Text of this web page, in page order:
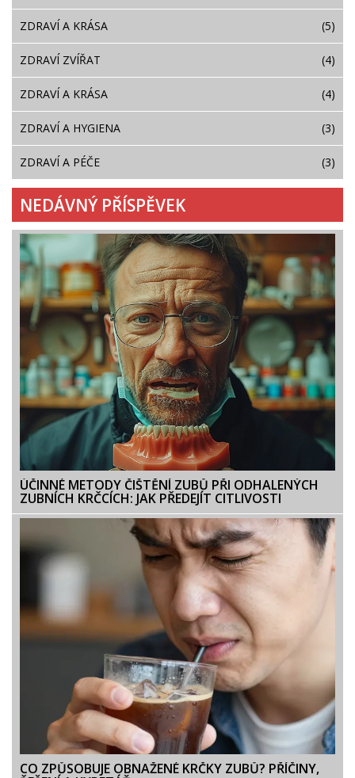
ZDRAVÍ A KRÁSA (5)
ZDRAVÍ ZVÍŘAT (4)
ZDRAVÍ A KRÁSA (4)
ZDRAVÍ A HYGIENA (3)
ZDRAVÍ A PÉČE (3)
NEDÁVNÝ PŘÍSPĚVEK
ÚČINNÉ METODY ČIŠTĚNÍ ZUBŮ PŘI ODHALENÝCH
ZUBNÍCH KRČCÍCH: JAK PŘEDEJÍT CITLIVOSTI
CO ZPŮSOBUJE OBNAŽENÉ KRČKY ZUBŮ? PŘÍČINY,